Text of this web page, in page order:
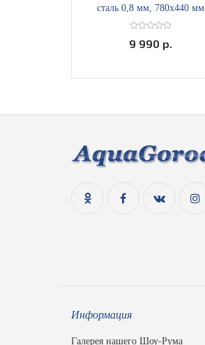
сталь 0,8 мм, 780х440 мм
ARR78SXi77
9 990 р.
Информация
Галерея нашего Шоу-Рума